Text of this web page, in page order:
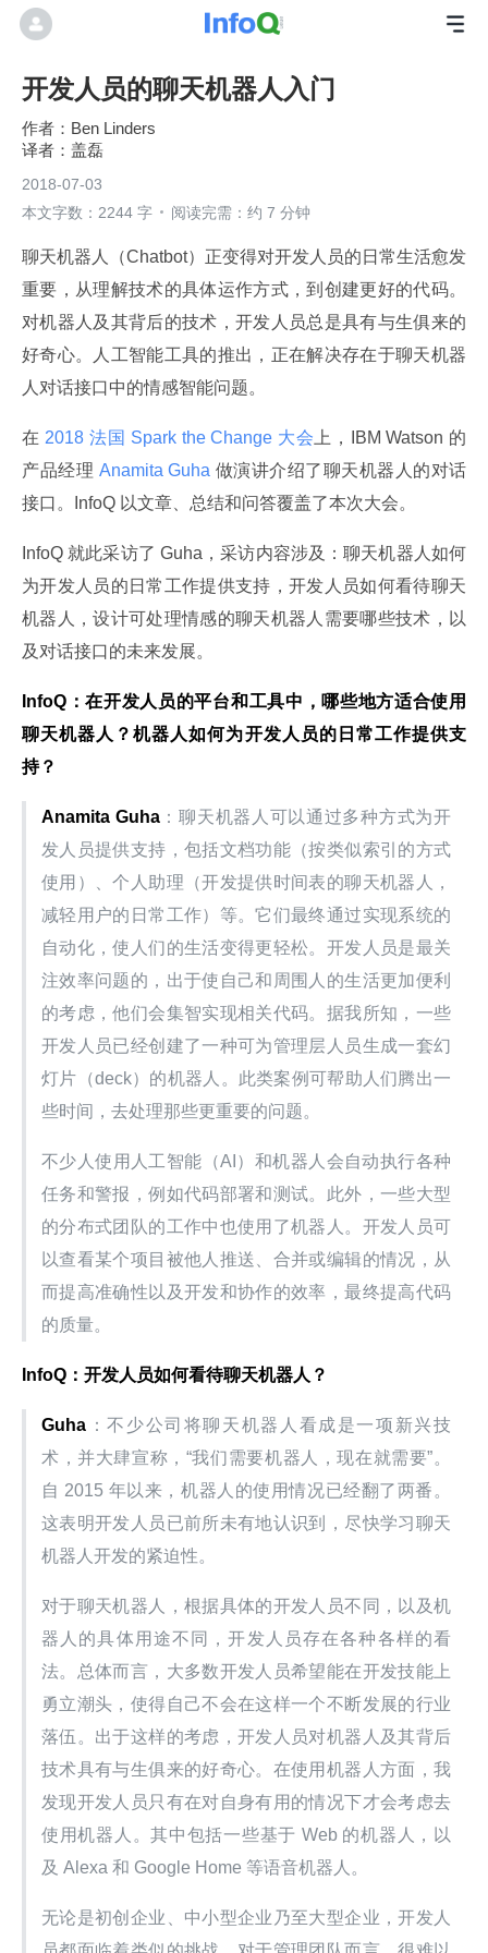
开发人员的聊天机器人入门
Ben Linders
盖磊
2018-07-03
本文字数：2244 字
阅读完需：约 7 分钟
聊天机器人（Chatbot）正变得对开发人员的日常生活愈发
重要，从理解技术的具体运作方式，到创建更好的代码。
对机器人及其背后的技术，开发人员总是具有与生俱来的
好奇心。人工智能工具的推出，正在解决存在于聊天机器
人对话接口中的情感智能问题。
在 2018 法国 Spark the Change 大会 上，IBM Watson 的
产品经理 Anamita Guha 做演讲介绍了聊天机器人的对话
接口。InfoQ 以文章、总结和问答覆盖了本次大会。
InfoQ 就此采访了 Guha，采访内容涉及：聊天机器人如何
为开发人员的日常工作提供支持，开发人员如何看待聊天
机器人，设计可处理情感的聊天机器人需要哪些技术，以
及对话接口的未来发展。
InfoQ：在开发人员的平台和工具中，哪些地方适合使用
聊天机器人？机器人如何为开发人员的日常工作提供支
持？
Anamita Guha：聊天机器人可以通过多种方式为开
发人员提供支持，包括文档功能（按类似索引的方式
使用）、个人助理（开发提供时间表的聊天机器人，
减轻用户的日常工作）等。它们最终通过实现系统的
自动化，使人们的生活变得更轻松。开发人员是最关
注效率问题的，出于使自己和周围人的生活更加便利
的考虑，他们会集智实现相关代码。据我所知，一些
开发人员已经创建了一种可为管理层人员生成一套幻
灯片（deck）的机器人。此类案例可帮助人们腾出一
些时间，去处理那些更重要的问题。
不少人使用人工智能（AI）和机器人会自动执行各种
任务和警报，例如代码部署和测试。此外，一些大型
的分布式团队的工作中也使用了机器人。开发人员可
以查看某个项目被他人推送、合并或编辑的情况，从
而提高准确性以及开发和协作的效率，最终提高代码
的质量。
InfoQ：开发人员如何看待聊天机器人？
Guha ：不少公司将聊天机器人看成是一项新兴技
术，并大肆宣称，“我们需要机器人，现在就需要”。
自 2015 年以来，机器人的使用情况已经翻了两番。
这表明开发人员已前所未有地认识到，尽快学习聊天
机器人开发的紧迫性。
对于聊天机器人，根据具体的开发人员不同，以及机
器人的具体用途不同，开发人员存在各种各样的看
法。总体而言，大多数开发人员希望能在开发技能上
勇立潮头，使得自己不会在这样一个不断发展的行业
落伍。出于这样的考虑，开发人员对机器人及其背后
技术具有与生俱来的好奇心。在使用机器人方面，我
发现开发人员只有在对自身有用的情况下才会考虑去
使用机器人。其中包括一些基于 Web 的机器人，以
及 Alexa 和 Google Home 等语音机器人。
无论是初创企业、中小型企业乃至大型企业，开发人